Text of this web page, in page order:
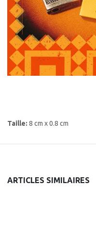
Taille: 8 cm x 0.8 cm
ARTICLES SIMILAIRES